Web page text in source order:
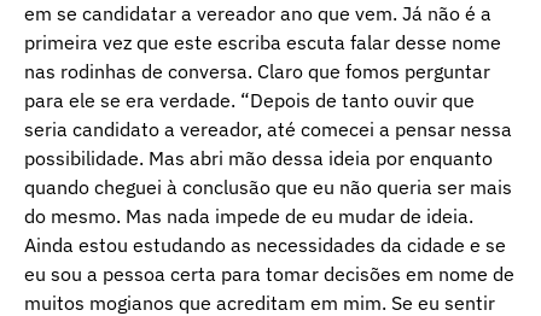
em se candidatar a vereador ano que vem. Já não é a
primeira vez que este escriba escuta falar desse nome
nas rodinhas de conversa. Claro que fomos perguntar
para ele se era verdade. “Depois de tanto ouvir que
seria candidato a vereador, até comecei a pensar nessa
possibilidade. Mas abri mão dessa ideia por enquanto
quando cheguei à conclusão que eu não queria ser mais
do mesmo. Mas nada impede de eu mudar de ideia.
Ainda estou estudando as necessidades da cidade e se
eu sou a pessoa certa para tomar decisões em nome de
muitos mogianos que acreditam em mim. Se eu sentir